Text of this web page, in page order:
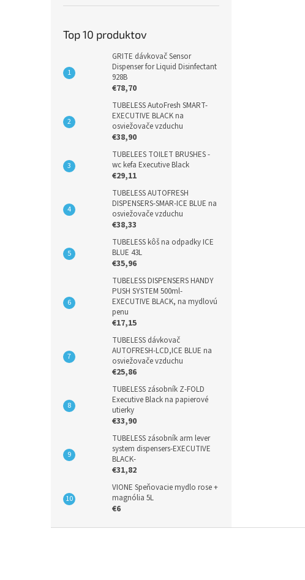
Top 10 produktov
GRITE dávkovač Sensor
Dispenser for Liquid Disinfectant
928B
€78,70
TUBELESS AutoFresh SMART-
EXECUTIVE BLACK na
osviežovače vzduchu
€38,90
TUBELEES TOILET BRUSHES -
wc kefa Executive Black
€29,11
TUBELESS AUTOFRESH
DISPENSERS-SMAR-ICE BLUE na
osviežovače vzduchu
€38,33
TUBELESS kôš na odpadky ICE
BLUE 43L
€35,96
TUBELESS DISPENSERS HANDY
PUSH SYSTEM 500ml-
EXECUTIVE BLACK, na mydlovú
penu
€17,15
TUBELESS dávkovač
AUTOFRESH-LCD,ICE BLUE na
osviežovače vzduchu
€25,86
TUBELESS zásobník Z-FOLD
Executive Black na papierové
utierky
€33,90
TUBELESS zásobník arm lever
system dispensers-EXECUTIVE
BLACK-
€31,82
VIONE Speňovacie mydlo rose +
magnólia 5L
€6